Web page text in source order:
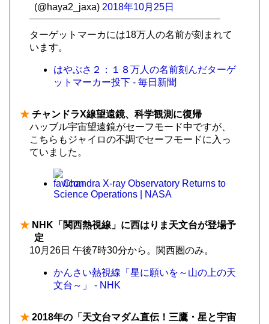
(@haya2_jaxa) 2018年10月25日
ターゲットマーカには18万人の名前が刻まれて
います。
はやぶさ２：１８万人の名前刻んだターゲ
ットマーカー投下 - 毎日新聞
★ チャンドラX線望遠鏡、科学観測に復帰
ハッブル宇宙望遠鏡がセーフモード中ですが、
こちらもジャイロの不調でセーフモードに入っ
ていました。
Chandra X-ray Observatory Returns to
Science Operations | NASA
★ NHK「関西熱視線」に西はりま天文台が登場予
定
10月26日 午後7時30分から。関西圏のみ。
かんさい熱視線「星に願いを～山の上の天
文台～」 - NHK
★ 2018年の「天文台マダム直伝！三鷹・星と宇宙